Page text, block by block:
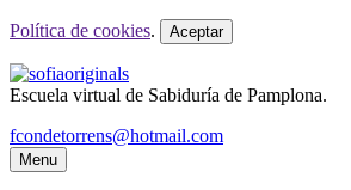
Política de cookies. Aceptar
Escuela virtual de Sabiduría de Pamplona.
fcondetorrens@hotmail.com
Menu